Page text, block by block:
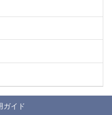
ガイド